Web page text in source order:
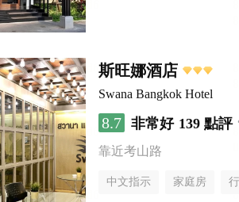
斯旺娜酒店
Swana Bangkok Hotel
8.7 非常好 139 點評
靠近考山路
中文指示 家庭房